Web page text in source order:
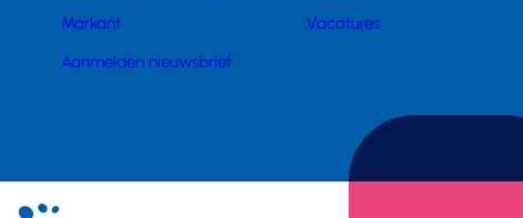
Markant
Aanmelden nieuwsbrief
Vacatures